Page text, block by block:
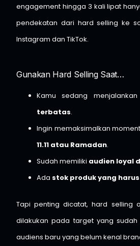
engagement hingga 3 kali lipat
pendekatan dari hard selling ke
Instagram dan TikTok.
Gunakan Hard Selling Saat…
Kamu sedang menjalankan
terbatas.
Ingin memaksimalkan
11.11 atau Ramadan.
Sudah memiliki audien loyal
Ada stok produk yang
Tapi penting dicatat, hard selling
dilakukan pada target yang
audiens baru yang belum kenal